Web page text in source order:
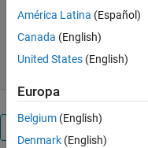
Versione 1.0.0.0 (91,8 KB)
2,2K download
4,50/5
19 mag 2017
Panoramica
América Latina (Español)
Canada (English)
United States (English)
Europa
Belgium (English)
Denmark (English)